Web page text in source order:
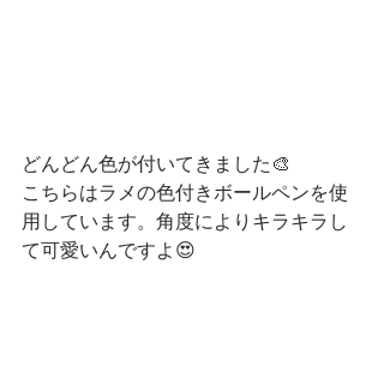
どんどん色が付いてきました🎨
こちらはラメの色付きボールペンを使
用しています。角度によりキラキラし
て可愛いんですよ😍